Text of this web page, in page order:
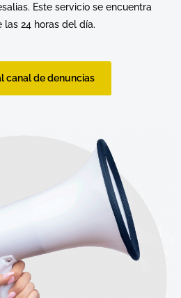
Este servicio se encuentra
las 24 horas del día.
canal de denuncias